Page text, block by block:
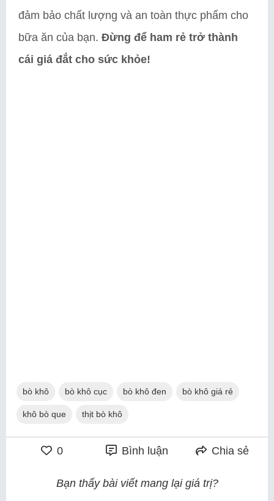
đảm bảo chất lượng và an toàn thực phẩm cho
bữa ăn của bạn. Đừng để ham rẻ trở thành
cái giá đắt cho sức khỏe!
bò khô bò khô cục bò khô đen bò khô giá rẻ
khô bò que thịt bò khô
0 Bình luận Chia sẻ
Bạn thấy bài viết mang lại giá trị?